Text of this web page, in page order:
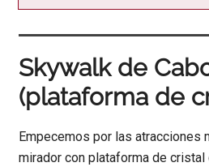
Skywalk de
(plataforma de
Empecemos por las atracciones
mirador con plataforma de